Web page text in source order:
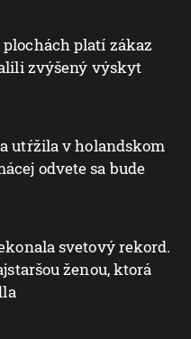
platí zákaz
zvýšený výskyt
utŕžila v holandskom
odvete sa bude
svetový rekord.
ženou, ktorá